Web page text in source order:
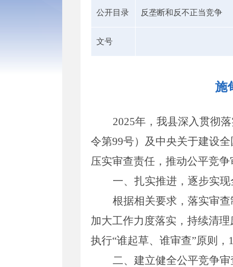
公开目录 反垄断和反不正当竞争
文号
施
2025年，我县深入贯彻
令第99号）及中央关于建设
压实审查责任，推动公平竞
一、 扎实推进，逐步实现
根据相关要求， 落实审
加大工作力度落实，持续清
执行“谁起草、谁审查”原则，
二、 建立健全公平竞争审